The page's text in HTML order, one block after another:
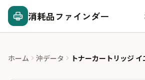
消耗品ファインダー
ホーム 沖データ トナーカートリッジ